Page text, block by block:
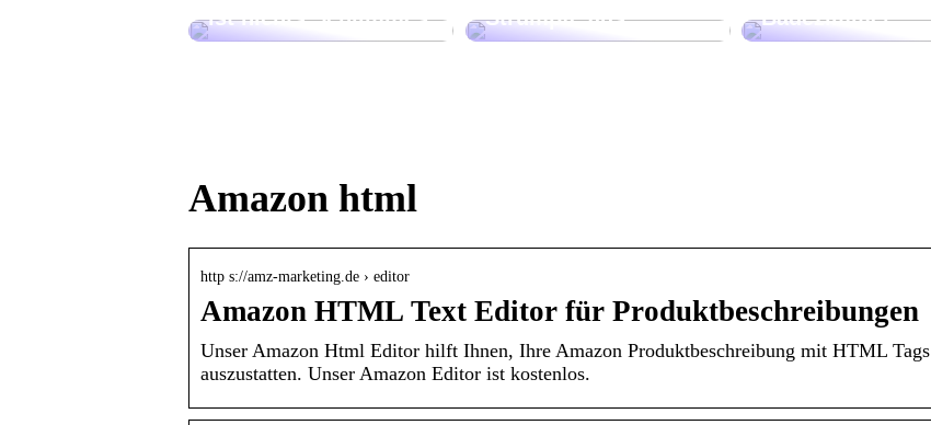
ist nichts Schlimmes
Strümpfe aus
Badezimmer
Amazon html
http s://amz-marketing.de › editor
Amazon HTML Text Editor für Produktbeschreibungen
Unser Amazon Html Editor hilft Ihnen, Ihre Amazon Produktbeschreibung mit HTML Tags
auszustatten. Unser Amazon Editor ist kostenlos.